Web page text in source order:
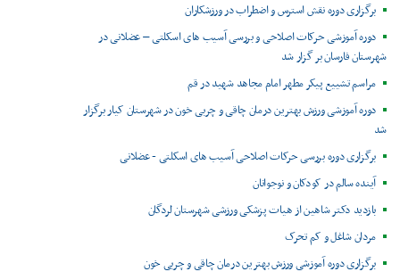
برگزاری دوره نقش استرس و اضطراب در ورزشکاران
دوره آموزشی حرکات اصلاحی و بررسی آسیب های اسکلتی – عضلانی در
شهرستان فارسان بر گزار شد
مراسم تشییع پیکر مطهر امام مجاهد شهید در قم
دوره آموزشی ورزش بهترین درمان چاقی و چربی خون در شهرستان کیار برگزار
شد
برگزاری دوره بررسی حرکات اصلاحی آسیب های اسکلتی - عضلانی
آینده سالم در کودکان و نوجوانان
بازدید دکتر شاهین از هیات پزشکی ورزشی شهرستان لردگان
مردان شاغل و کم تحرک
برگزاری دوره آموزشی ورزش بهترین درمان چاقی و چربی خون